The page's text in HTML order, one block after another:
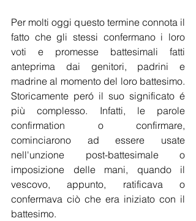
Per molti oggi questo termine connota il
fatto che gli stessi confermano i loro
voti e promesse battesimali fatti
anteprima dai genitori, padrini e
madrine al momento del loro battesimo.
Storicamente peró il suo significato é
più complesso. Infatti, le parole
confirmation o confirmare,
cominciarono ad essere usate
nell'unzione post-battesimale o
imposizione delle mani, quando il
vescovo, appunto, ratificava o
confermava ciò che era iniziato con il
battesimo.